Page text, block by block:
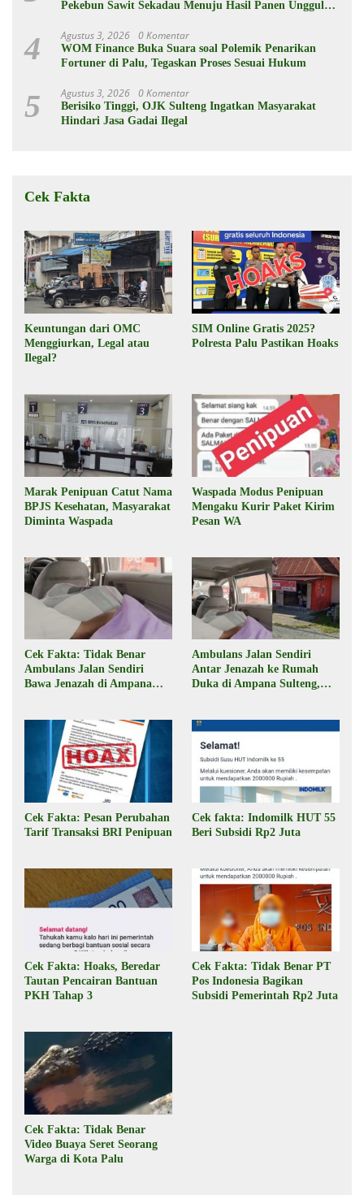
Pekebun Sawit Sekadau Menuju Hasil Panen Unggul
4 Agustus 3, 2026 0 Komentar
WOM Finance Buka Suara soal Polemik Penarikan
Fortuner di Palu, Tegaskan Proses Sesuai Hukum
5 Agustus 3, 2026 0 Komentar
Berisiko Tinggi, OJK Sulteng Ingatkan Masyarakat
Hindari Jasa Gadai Ilegal
Cek Fakta
Keuntungan dari OMC
Menggiurkan, Legal atau
Ilegal?
SIM Online Gratis 2025?
Polresta Palu Pastikan Hoaks
Marak Penipuan Catut Nama
BPJS Kesehatan, Masyarakat
Diminta Waspada
Waspada Modus Penipuan
Mengaku Kurir Paket Kirim
Pesan WA
Cek Fakta: Tidak Benar
Ambulans Jalan Sendiri
Bawa Jenazah di Ampana
Ambulans Jalan Sendiri
Antar Jenazah ke Rumah
Duka di Ampana Sulteng,
Cek Fakta: Pesan Perubahan
Tarif Transaksi BRI Penipuan
Cek fakta: Indomilk HUT 55
Beri Subsidi Rp2 Juta
Cek Fakta: Hoaks, Beredar
Tautan Pencairan Bantuan
PKH Tahap 3
Cek Fakta: Tidak Benar PT
Pos Indonesia Bagikan
Subsidi Pemerintah Rp2 Juta
Cek Fakta: Tidak Benar
Video Buaya Seret Seorang
Warga di Kota Palu